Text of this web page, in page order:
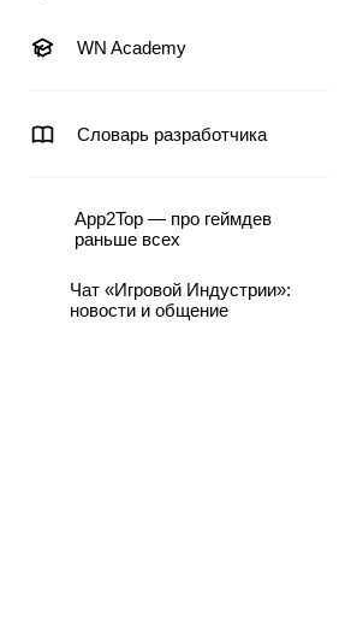
WN Academy
Словарь разработчика
App2Top — про геймдев
раньше всех
Чат «Игровой Индустрии»:
новости и общение